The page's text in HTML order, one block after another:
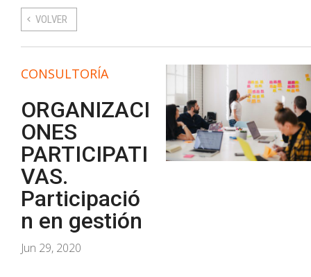
VOLVER
CONSULTORÍA
ORGANIZACI
ONES
PARTICIPATI
VAS.
Participació
n en gestión
Jun 29, 2020